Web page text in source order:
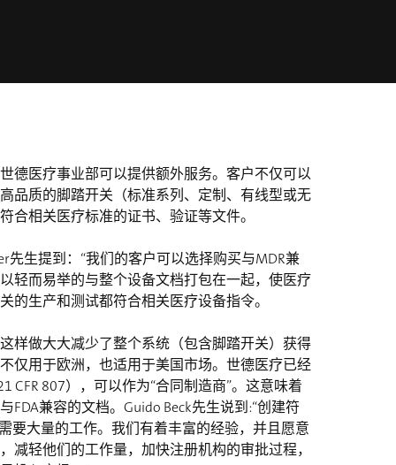
德医疗事业部可以提供额外服务。客户不仅可以
品质的脚踏开关（标准系列、定制、有线型或无
合相关医疗标准的证书、验证等文件。
先生提到：“我们的客户可以选择购买与MDR兼
轻而易举的与整个设备文档打包在一起，使医疗
的生产和测试都符合相关医疗设备指令。
样做大大减少了整个系统（包含脚踏开关）获得
仅用于欧洲，也适用于美国市场。世德医疗已经
CFR 807），可以作为“合同制造商”。这意味着
FDA兼容的文档。Guido Beck先生说到:“创建符
要大量的工作。我们有着丰富的经验，并且愿意
减轻他们的工作量，加快注册机构的审批过程，